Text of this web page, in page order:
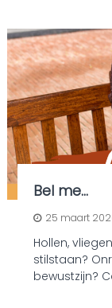
Bel me…
25 maart
Hollen,
stilstaan?
bewustzijn?